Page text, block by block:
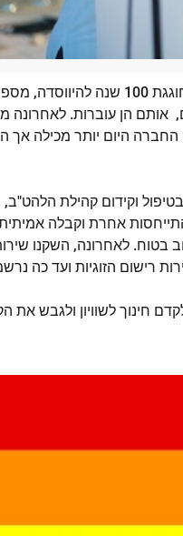
אור- לי ניב, סגנית ראש העירייה ומחזיקת תיק הלהט"ב: "גבעתיים
אותם הן עוברות. לאחרונה
החברה היום יותר מכילה אך
וקידום קהילת
אחרת וקבלה
בטוח. לאחרונה, השקנו
הזוגיות ועד כה נרשמו – 30
חינוך לשוויון ולגבש את